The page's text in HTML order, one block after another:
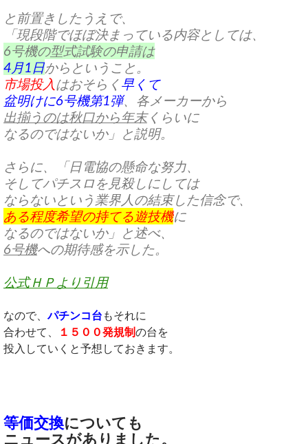
と前置きしたうえで、
「現段階でほぼ決まっている内容としては、
6号機の型式試験の申請は
4月1日からということ。
市場投入 はおそらく早くて
盆明けに6号機第1弾、 各メーカーから
出揃うのは秋口から年末くらいに
なるのではないか」と説明。
さらに、「日電協の懸命な努力、
そしてパチスロを見殺しにしては
ならないという業界人の結束した信念で、
ある程度希望の持てる遊技機に
なるのではないか」と述べ、
6号機への期待感を示した。
公式ＨＰより引用
なので、パチンコ台 もそれに
合わせて、
１５００発規制の台を
投入していくと予想しておきます。
等価交換についても
ニュースがありました。